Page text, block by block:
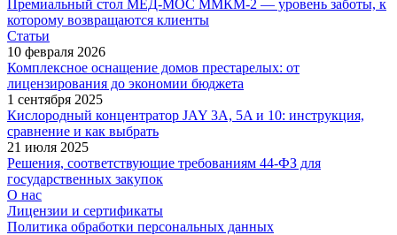
Премиальный стол МЕД-МОС ММКМ-2 — уровень заботы, к
которому возвращаются клиенты
Статьи
10 февраля 2026
Комплексное оснащение домов престарелых: от
лицензирования до экономии бюджета
1 сентября 2025
Кислородный концентратор JAY 3A, 5A и 10: инструкция,
сравнение и как выбрать
21 июля 2025
Решения, соответствующие требованиям 44-ФЗ для
государственных закупок
О нас
Лицензии и сертификаты
Политика обработки персональных данных